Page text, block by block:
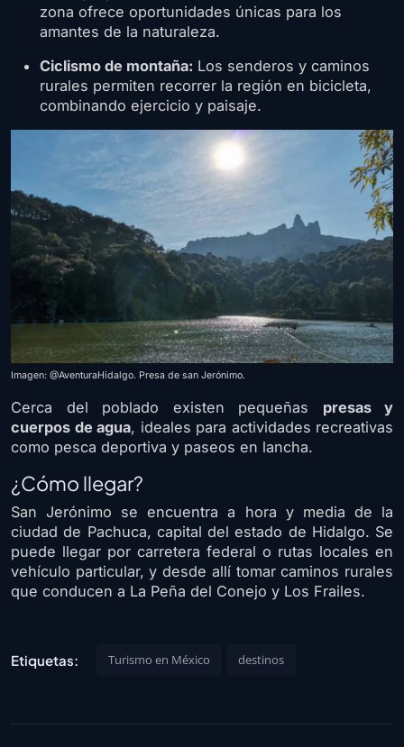
zona ofrece oportunidades únicas para los
amantes de la naturaleza.
Ciclismo de montaña: Los senderos y caminos
rurales permiten recorrer la región en bicicleta,
combinando ejercicio y paisaje.
Imagen: @AventuraHidalgo. Presa de san Jerónimo.
Cerca del poblado existen pequeñas presas y
cuerpos de agua, ideales para actividades recreativas
como pesca deportiva y paseos en lancha.
¿Cómo llegar?
San Jerónimo se encuentra a hora y media de la
ciudad de Pachuca, capital del estado de Hidalgo. Se
puede llegar por carretera federal o rutas locales en
vehículo particular, y desde allí tomar caminos rurales
que conducen a La Peña del Conejo y Los Frailes.
Etiquetas: Turismo en México destinos